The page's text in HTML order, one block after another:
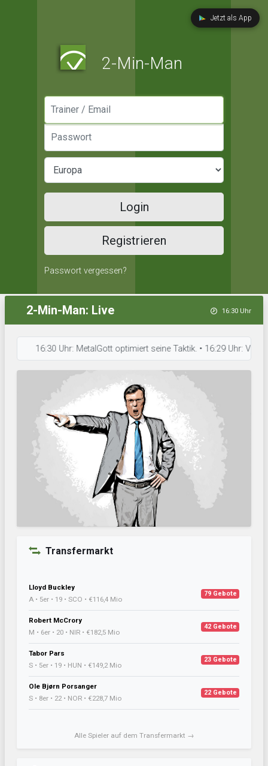
Jetzt als App
2-Min-Man
Login
Registrieren
Passwort vergessen?
2-Min-Man: Live 16:30 Uhr
16:30 Uhr: MetalGott optimiert seine Taktik. • 16:29 Uhr:
Transfermarkt
Lloyd Buckley
A • 5er • 19 • SCO • €116,4 Mio
79 Gebote
Robert McCrory
M • 6er • 20 • NIR • €182,5 Mio
42 Gebote
Tabor Pars
S • 5er • 19 • HUN • €149,2 Mio
23 Gebote
Ole Bjørn Porsanger
S • 8er • 22 • NOR • €228,7 Mio
22 Gebote
Alle Spieler auf dem Transfermarkt →